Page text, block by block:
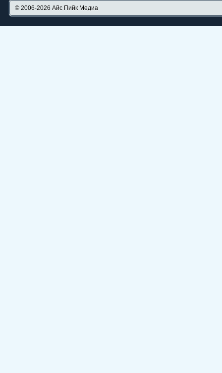
© 2006-2026 Айс Пийк Медиа